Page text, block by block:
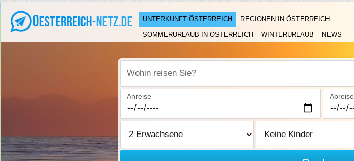
UNTERKUNFT ÖSTERREICH
REGIONEN IN ÖSTERREICH
SOMMERURLAUB IN ÖSTERREICH
WINTERURLAUB NEWS
Wohin reisen Sie?
Anreise Abreise